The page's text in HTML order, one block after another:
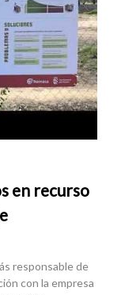
en recurso
responsable de
con la empresa